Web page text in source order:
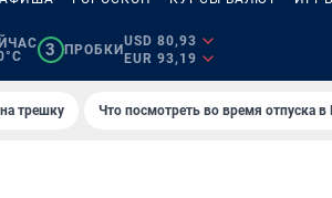
3 ПРОБКИ
USD 80,93
EUR 93,19
трешку Что посмотреть во время отпуска в